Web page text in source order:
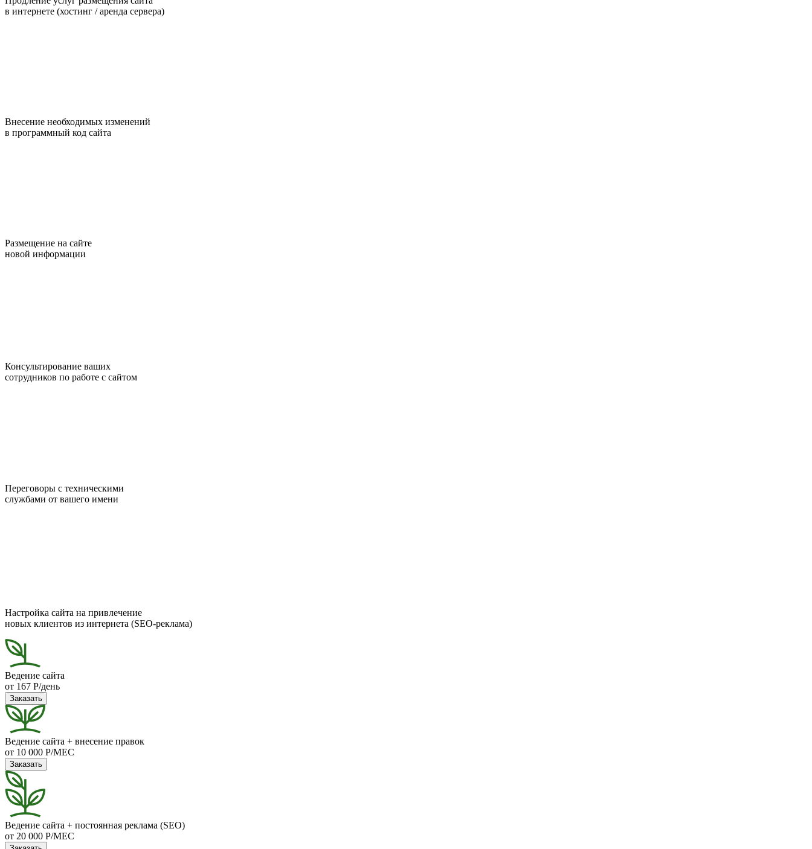
в интернете (хостинг / аренда сервера)
Внесение необходимых изменений
в программный код сайта
Размещение на сайте
новой информации
Консультирование ваших
сотрудников по работе с сайтом
Переговоры с техническими
службами от вашего имени
Настройка сайта на привлечение
новых клиентов из интернета (SEO-реклама)
Ведение сайта
от 167 Р/день
Заказать
Ведение сайта + внесение правок
от 10 000 Р/МЕС
Заказать
Ведение сайта + постоянная реклама (SEO)
от 20 000 Р/МЕС